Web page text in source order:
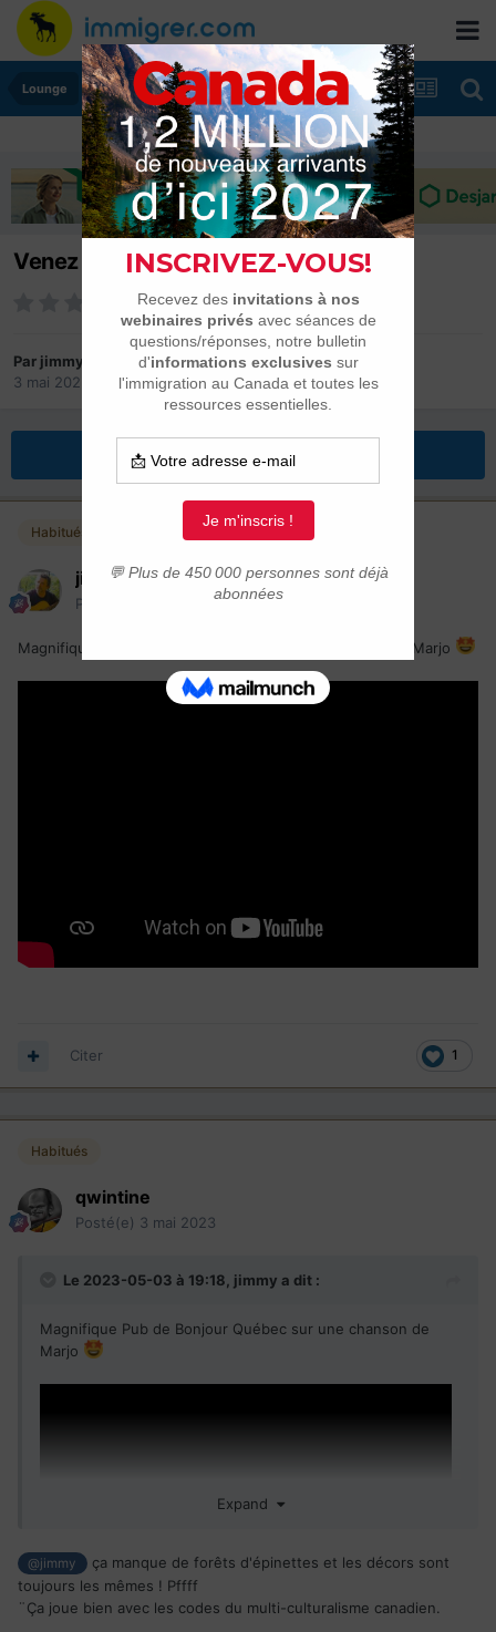
Lounge
Venez vivre l'été a fond au Québec
Par jimmy
3 mai 2023
dans Lounge
Répondre à ce sujet
Habitués
jimmy
Posté(e) 3 mai 2023
Magnifique Pub de Bonjour Québec sur une chanson de Marjo
1
Citer
Habitués
qwintine
Posté(e) 3 mai 2023
Le 2023-05-03 à 19:18, jimmy a dit :
Magnifique Pub de Bonjour Québec sur une chanson de
Marjo
Expand
@jimmy
ça manque de forêts d'épinettes et les décors sont
toujours les mêmes ! Pffff
¨Ça joue bien avec les codes du multi-culturalisme canadien.